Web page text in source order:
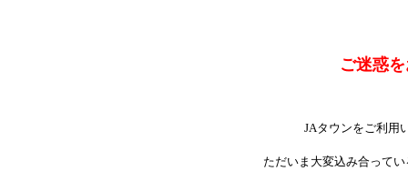
ご迷惑
JAタウンをご利用
ただいま大変込み合って